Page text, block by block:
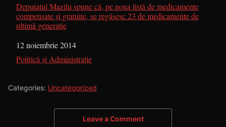
Deputatul Mazilu spune că, pe noua listă de medicamente
compensate şi gratuite, se regăsesc 23 de medicamente de
ultimă generaţie
Dată
12 noiembrie 2014
În legătură cu
Politică și Administrație
Categories: Uncategorized
Leave a Comment